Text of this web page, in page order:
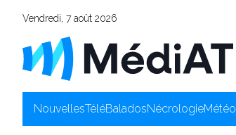
Vendredi, 7 août 2026
NouvellesTéléBaladosNécrologieMétéo